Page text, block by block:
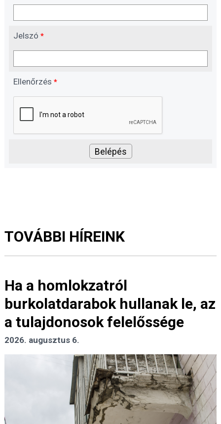
Jelszó *
Ellenőrzés *
TOVÁBBI HÍREINK
Ha a homlokzatról
burkolatdarabok hullanak le, az
a tulajdonosok felelőssége
2026. augusztus 6.